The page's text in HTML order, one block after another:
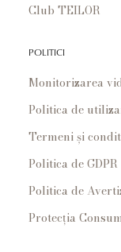
Club TEILOR
POLITICI
Monitorizarea
Politica de
Termeni și
Politica de GDPR
Politica de
Protecția